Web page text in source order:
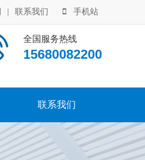
联系我们 手机站
全国服务热线
15680082200
联系我们